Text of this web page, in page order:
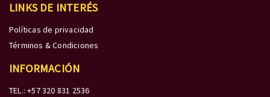
LINKS DE INTERÉS
Políticas de privacidad
Términos & Condiciones
INFORMACIÓN
TEL.: +57 320 831 2536